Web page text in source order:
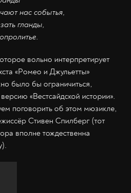
нас событья,
гланды,
вольно интерпретирует
«Ромео и Джульетты»
было бы ограничиться,
«Вестсайдской истории».
поговорить об этом мюзикле,
Стивен Спилберг (тот
вполне тождественна